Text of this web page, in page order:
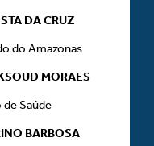
DA CRUZ
do Amazonas
MORAES
de Saúde
BARBOSA